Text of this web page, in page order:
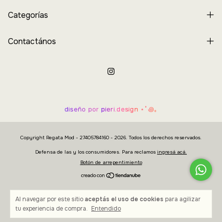
Al navegar por este sitioaceptás el uso de cookies para agilizar
tu experiencia de compra. Entendido
Categorías
Contactános
diseño por pieri.design ⋆˚꩜｡
Copyright Regata Mod - 27405784160 - 2026. Todos los derechos reservados.
Defensa de las y los consumidores. Para reclamos ingresá acá.
Botón de arrepentimiento